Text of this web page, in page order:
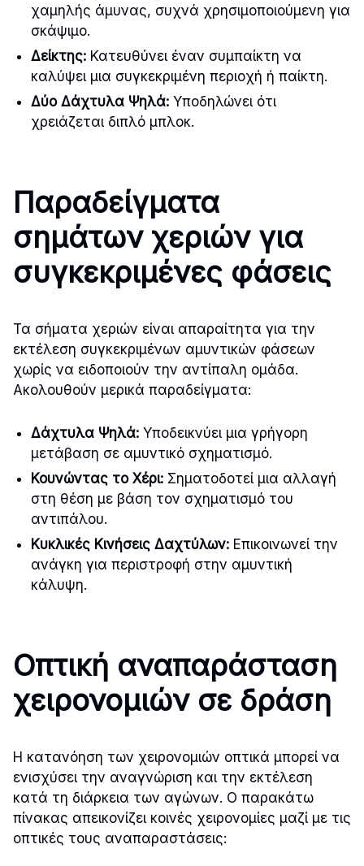
χαμηλής άμυνας, συχνά χρησιμοποιούμενη για
σκάψιμο.
Δείκτης: Κατευθύνει έναν συμπαίκτη να
καλύψει μια συγκεκριμένη περιοχή ή παίκτη.
Δύο Δάχτυλα Ψηλά: Υποδηλώνει ότι
χρειάζεται διπλό μπλοκ.
Παραδείγματα
σημάτων χεριών για
συγκεκριμένες φάσεις
Τα σήματα χεριών είναι απαραίτητα για την
εκτέλεση συγκεκριμένων αμυντικών φάσεων
χωρίς να ειδοποιούν την αντίπαλη ομάδα.
Ακολουθούν μερικά παραδείγματα:
Δάχτυλα Ψηλά: Υποδεικνύει μια γρήγορη
μετάβαση σε αμυντικό σχηματισμό.
Κουνώντας το Χέρι: Σηματοδοτεί μια αλλαγή
στη θέση με βάση τον σχηματισμό του
αντιπάλου.
Κυκλικές Κινήσεις Δαχτύλων: Επικοινωνεί την
ανάγκη για περιστροφή στην αμυντική
κάλυψη.
Οπτική αναπαράσταση
χειρονομιών σε δράση
Η κατανόηση των χειρονομιών οπτικά μπορεί να
ενισχύσει την αναγνώριση και την εκτέλεση
κατά τη διάρκεια των αγώνων. Ο παρακάτω
πίνακας απεικονίζει κοινές χειρονομίες μαζί με τις
οπτικές τους αναπαραστάσεις: